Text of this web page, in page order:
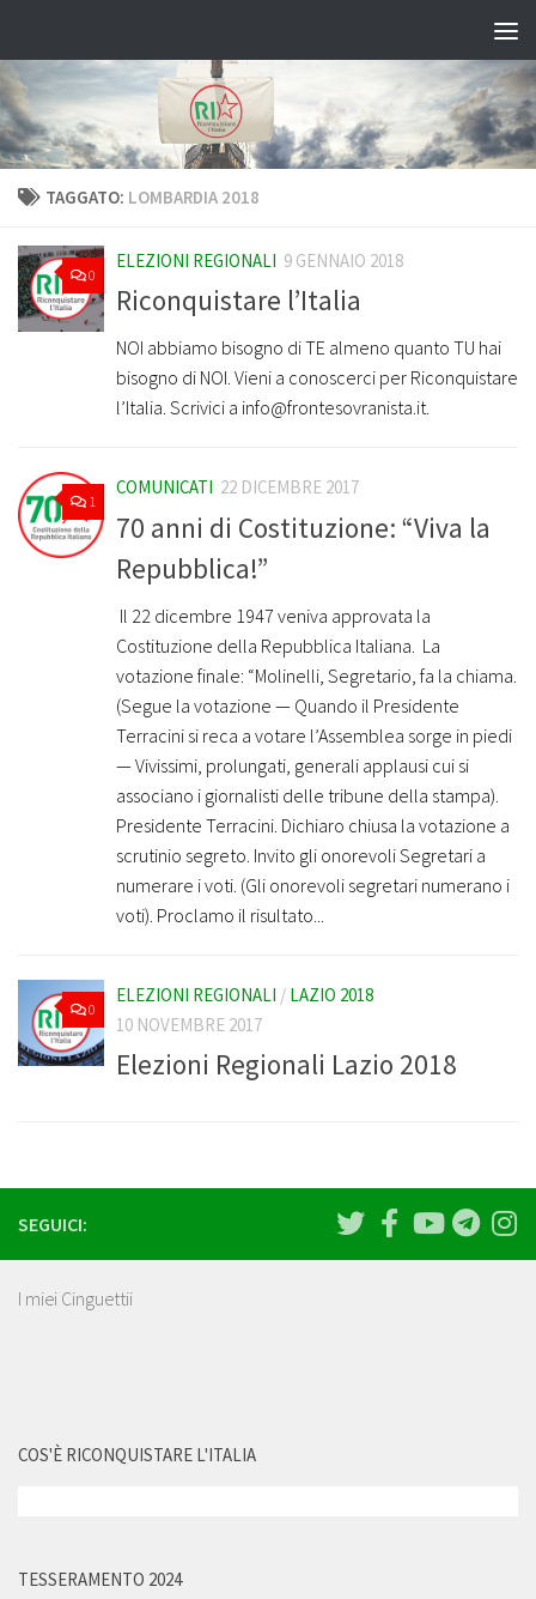
TAGGATO: LOMBARDIA 2018
0
ELEZIONI REGIONALI 9 GENNAIO 2018
Riconquistare l’Italia
NOI abbiamo bisogno di TE almeno quanto TU hai
bisogno di NOI. Vieni a conoscerci per Riconquistare
l’Italia. Scrivici a info@frontesovranista.it.
1
COMUNICATI 22 DICEMBRE 2017
70 anni di Costituzione: “Viva la
Repubblica!”
Il 22 dicembre 1947 veniva approvata la
Costituzione della Repubblica Italiana. La
votazione finale: “Molinelli, Segretario, fa la chiama.
(Segue la votazione — Quando il Presidente
Terracini si reca a votare l’Assemblea sorge in piedi
— Vivissimi, prolungati, generali applausi cui si
associano i giornalisti delle tribune della stampa).
Presidente Terracini. Dichiaro chiusa la votazione a
scrutinio segreto. Invito gli onorevoli Segretari a
numerare i voti. (Gli onorevoli segretari numerano i
voti). Proclamo il risultato...
0
ELEZIONI REGIONALI / LAZIO 2018
10 NOVEMBRE 2017
Elezioni Regionali Lazio 2018
SEGUICI:
I miei Cinguettii
COS'È RICONQUISTARE L'ITALIA
TESSERAMENTO 2024